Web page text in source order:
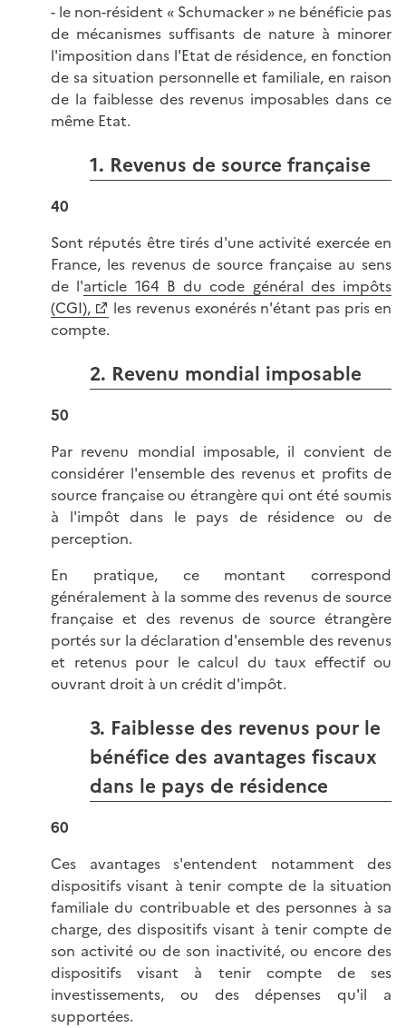
- le non-résident « Schumacker » ne bénéficie pas
de mécanismes suffisants de nature à minorer
l'imposition dans l'Etat de résidence, en fonction
de sa situation personnelle et familiale, en raison
de la faiblesse des revenus imposables dans ce
même Etat.
1. Revenus de source française
40
Sont réputés être tirés d'une activité exercée en
France, les revenus de source française au sens
de l'article 164 B du code général des impôts
(CGI),
les revenus exonérés n'étant pas pris en
compte.
2. Revenu mondial imposable
50
Par revenu mondial imposable, il convient de
considérer l'ensemble des revenus et profits de
source française ou étrangère qui ont été soumis
à l'impôt dans le pays de résidence ou de
perception.
En pratique, ce montant correspond
généralement à la somme des revenus de source
française et des revenus de source étrangère
portés sur la déclaration d'ensemble des revenus
et retenus pour le calcul du taux effectif ou
ouvrant droit à un crédit d'impôt.
3. Faiblesse des revenus pour le
bénéfice des avantages fiscaux
dans le pays de résidence
60
Ces avantages s'entendent notamment des
dispositifs visant à tenir compte de la situation
familiale du contribuable et des personnes à sa
charge, des dispositifs visant à tenir compte de
son activité ou de son inactivité, ou encore des
dispositifs visant à tenir compte de ses
investissements, ou des dépenses qu'il a
supportées.